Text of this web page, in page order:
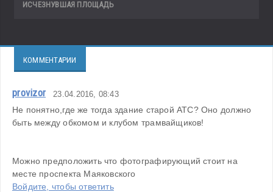
ИСЧЕЗНУВШАЯ ПЛОЩАДЬ
КОММЕНТАРИИ
provizor 23.04.2016, 08:43
Не понятно,где же тогда здание старой АТС? Оно должно
быть между обкомом и клубом трамвайщиков!
Можно предположить что фотографирующий стоит на
месте проспекта Маяковского
Войдите, чтобы ответить